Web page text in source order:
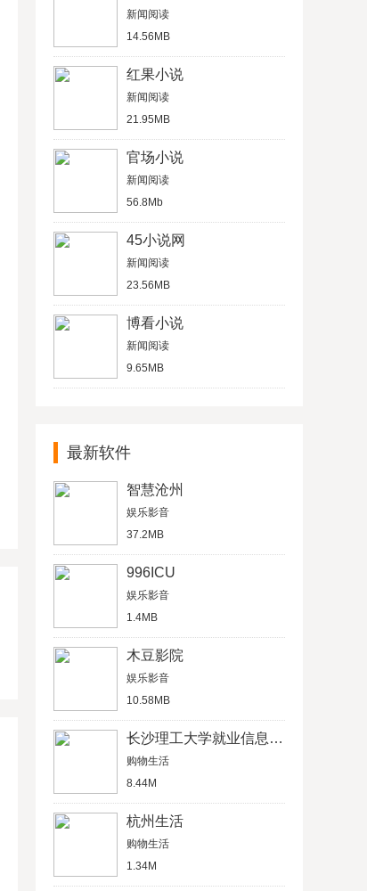
新闻阅读
14.56MB
红果小说
新闻阅读
21.95MB
官场小说
新闻阅读
56.8Mb
45小说网
新闻阅读
23.56MB
博看小说
新闻阅读
9.65MB
最新软件
智慧沧州
娱乐影音
37.2MB
996ICU
娱乐影音
1.4MB
木豆影院
娱乐影音
10.58MB
长沙理工大学就业信息网学生信息管理平台
购物生活
8.44M
杭州生活
购物生活
1.34M